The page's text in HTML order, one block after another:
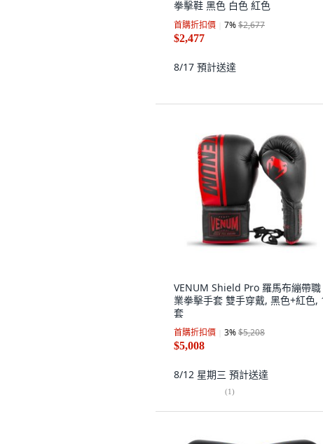
拳擊鞋 黑色 白色 紅色
首購折扣價 7%$2,677
$2,477
8/17 預計送達
VENUM Shield Pro 羅馬布繃帶職
業拳擊手套 雙手穿戴, 黑色+紅色,
套
首購折扣價 3%$5,208
$5,008
8/12 星期三 預計送達
(1)